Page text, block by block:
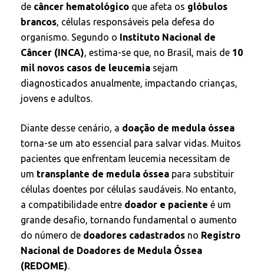
de câncer hematológico que afeta os glóbulos
brancos, células responsáveis pela defesa do
organismo. Segundo o Instituto Nacional de
Câncer (INCA), estima-se que, no Brasil, mais de 10
mil novos casos de leucemia sejam
diagnosticados anualmente, impactando crianças,
jovens e adultos.
Diante desse cenário, a doação de medula óssea
torna-se um ato essencial para salvar vidas. Muitos
pacientes que enfrentam leucemia necessitam de
um transplante de medula óssea para substituir
células doentes por células saudáveis. No entanto,
a compatibilidade entre doador e paciente é um
grande desafio, tornando fundamental o aumento
do número de doadores cadastrados no Registro
Nacional de Doadores de Medula Óssea
(REDOME).